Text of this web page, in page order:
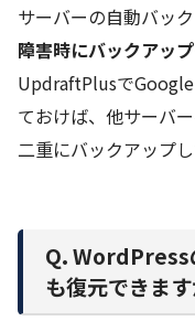
サーバーの自動バッ
障害時にバックアッ
UpdraftPlusで
ておけば、他サーバ
二重にバックアップ
Q. WordPress
も復元できます